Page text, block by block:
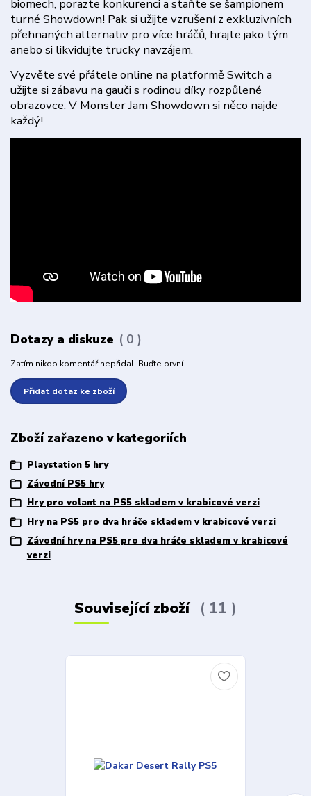
biomech, porazte konkurenci a staňte se šampionem
turné Showdown! Pak si užijte vzrušení z exkluzivních
přehnaných alternativ pro více hráčů, hrajte jako tým
anebo si likvidujte trucky navzájem.
Vyzvěte své přátele online na platformě Switch a
užijte si zábavu na gauči s rodinou díky rozpůlené
obrazovce. V Monster Jam Showdown si něco najde
každý!
Dotazy a diskuze 0
Zatím nikdo komentář nepřidal. Buďte první.
Přidat dotaz ke zboží
Zboží zařazeno v kategoriích
Playstation 5 hry
Závodní PS5 hry
Hry pro volant na PS5 skladem v krabicové verzi
Hry na PS5 pro dva hráče skladem v krabicové verzi
Závodní hry na PS5 pro dva hráče skladem v krabicové
verzi
Související zboží 11